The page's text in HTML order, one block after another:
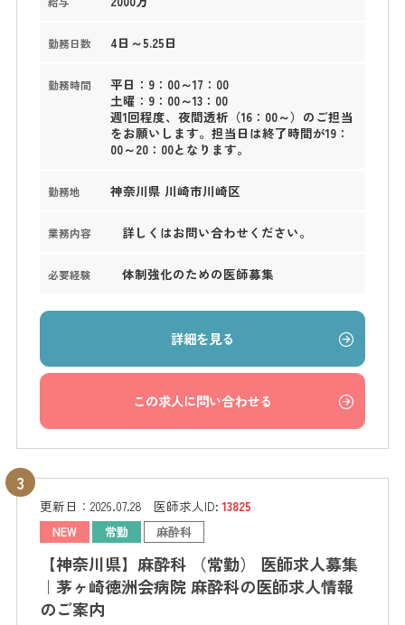
勤務日数 4日～5.25日
勤務時間
平日：9：00～17：00
土曜：9：00～13：00
週1回程度、夜間透析（16：00～）のご担当
をお願いします。担当日は終了時間が19：
00～20：00となります。
勤務地 神奈川県 川崎市川崎区
業務内容 詳しくはお問い合わせください。
必要経験 体制強化のための医師募集
詳細を見る
この求人に問い合わせる
更新日： 2026.07.28 医師求人ID:13825
NEW 常勤 麻酔科
【神奈川県】麻酔科 （常勤） 医師求人募集
｜茅ヶ崎徳洲会病院 麻酔科の医師求人情報
のご案内